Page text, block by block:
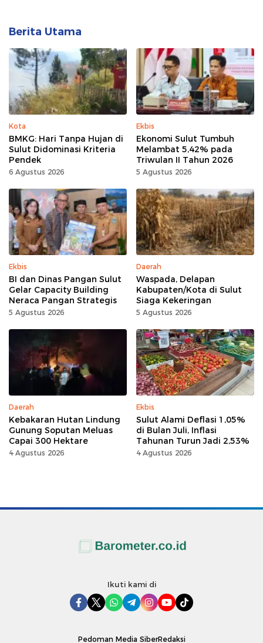
Berita Utama
Kota
BMKG: Hari Tanpa Hujan di
Sulut Didominasi Kriteria
Pendek
6 Agustus 2026
Ekbis
Ekonomi Sulut Tumbuh
Melambat 5,42% pada
Triwulan II Tahun 2026
5 Agustus 2026
Ekbis
BI dan Dinas Pangan Sulut
Gelar Capacity Building
Neraca Pangan Strategis
5 Agustus 2026
Daerah
Waspada, Delapan
Kabupaten/Kota di Sulut
Siaga Kekeringan
5 Agustus 2026
Daerah
Kebakaran Hutan Lindung
Gunung Soputan Meluas
Capai 300 Hektare
4 Agustus 2026
Ekbis
Sulut Alami Deflasi 1,05%
di Bulan Juli, Inflasi
Tahunan Turun Jadi 2,53%
4 Agustus 2026
Ikuti kami di
Pedoman Media SiberRedaksi